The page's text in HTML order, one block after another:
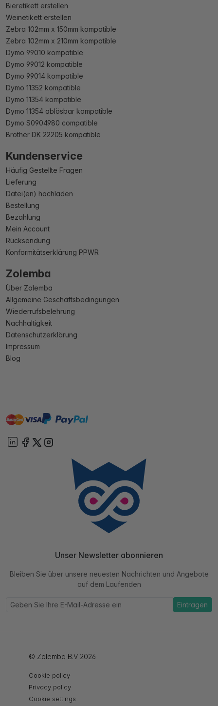
Bieretikett erstellen
Weinetikett erstellen
Zebra 102mm x 150mm kompatible
Zebra 102mm x 210mm kompatible
Dymo 99010 kompatible
Dymo 99012 kompatible
Dymo 99014 kompatible
Dymo 11352 kompatible
Dymo 11354 kompatible
Dymo 11354 ablösbar kompatible
Dymo S0904980 compatible
Brother DK 22205 kompatible
Kundenservice
Häufig Gestellte Fragen
Lieferung
Datei(en) hochladen
Bestellung
Bezahlung
Mein Account
Rücksendung
Konformitätserklärung PPWR
Zolemba
Über Zolemba
Allgemeine Geschäftsbedingungen
Wiederrufsbelehrung
Nachhaltigkeit
Datenschutzerklärung
Impressum
Blog
mastervisa paypal
Unser Newsletter abonnieren
Bleiben Sie über unsere neuesten Nachrichten und Angebote
auf dem Laufenden
Eintragen
© Zolemba B.V 2026
Cookie policy
Privacy policy
Cookie settings